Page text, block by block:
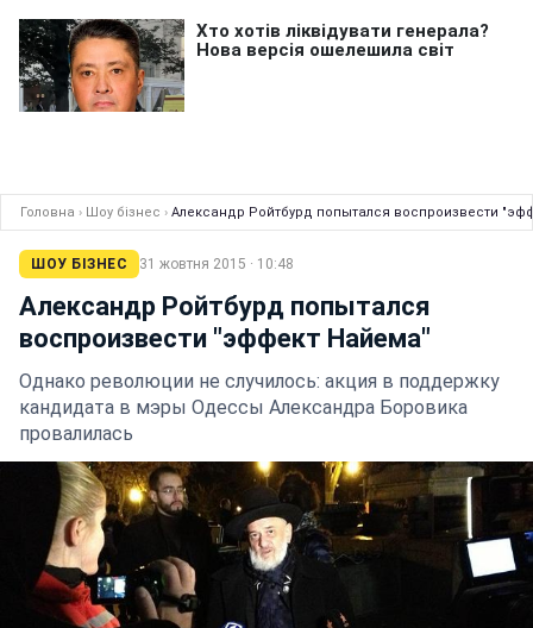
Головна › Шоу бізнес › Александр Ройтбурд попытался воспроизвести
ШОУ БІЗНЕС 31 жовтня 2015 · 10:48
Александр Ройтбурд попытался
воспроизвести "эффект Найема"
Однако революции не случилось: акция в поддержку
кандидата в мэры Одессы Александра Боровика
провалилась